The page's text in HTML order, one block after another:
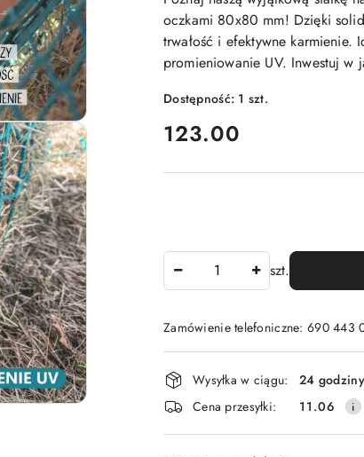
oczkami 80x80 mm! Dzięki
trwałość i efektywne
promieniowanie UV. Inwestuj w
Dostępność: 1 szt.
cena:
123.00
szt.
Zamówienie telefoniczne: 690 443
Dostępność
i
dostawa
Wysyłka w ciągu:
24 godziny
Cena przesyłki:
11.06